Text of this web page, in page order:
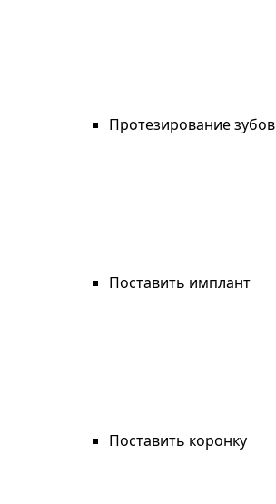
Протезирование зубов
Поставить имплант
Поставить коронку